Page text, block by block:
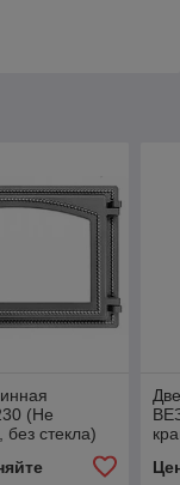
(Не
стекла)